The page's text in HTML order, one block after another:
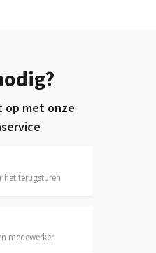
op met onze
terugsturen
medewerker